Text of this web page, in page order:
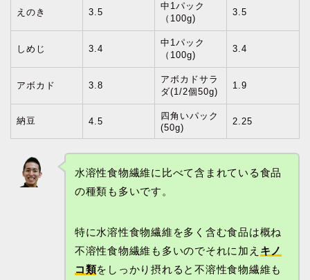
えのき 3.5
中1パック
（100g)
3.5
しめじ 3.4
中1パック
（100g)
3.4
アボカド 3.8
アボカドサラ
ダ(1/2個50g)
1.9
納豆 4.5
四角いパック
(50g)
2.25
水溶性食物繊維に比べて含まれている食品
の種類も多いです。
特に水溶性食物繊維を多く含む食品は概ね
不溶性食物繊維も多いのでそれに加え キノ
コ類をしっかり摂れると不溶性食物繊維も